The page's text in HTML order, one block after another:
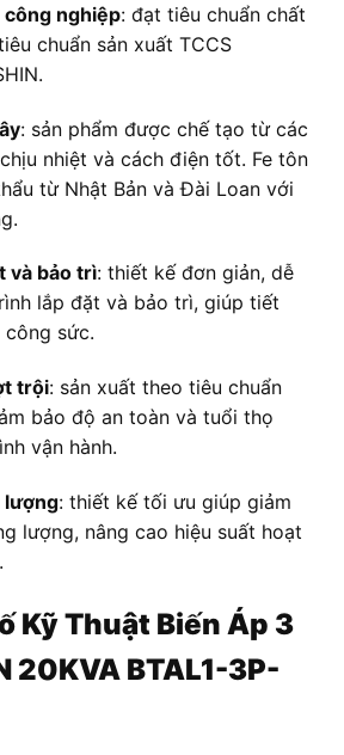
nghiệp: đạt tiêu chuẩn chất
chuẩn sản xuất TCCS
: sản phẩm được chế tạo từ các
nhiệt và cách điện tốt. Fe tôn
từ Nhật Bản và Đài Loan với
và bảo trì: thiết kế đơn giản, dễ
lắp đặt và bảo trì, giúp tiết
sức.
trội: sản xuất theo tiêu chuẩn
bảo độ an toàn và tuổi thọ
vận hành.
lượng: thiết kế tối ưu giúp giảm
lượng, nâng cao hiệu suất hoạt
Kỹ Thuật Biến Áp 3
20KVA BTAL1-3P-